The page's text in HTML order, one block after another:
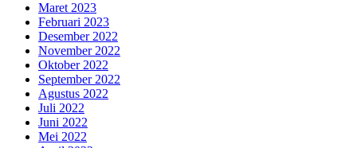
Maret 2023
Februari 2023
Desember 2022
November 2022
Oktober 2022
September 2022
Agustus 2022
Juli 2022
Juni 2022
Mei 2022